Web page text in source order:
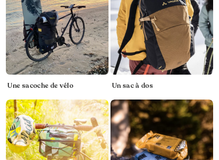
Une sacoche de vélo Un sac à dos